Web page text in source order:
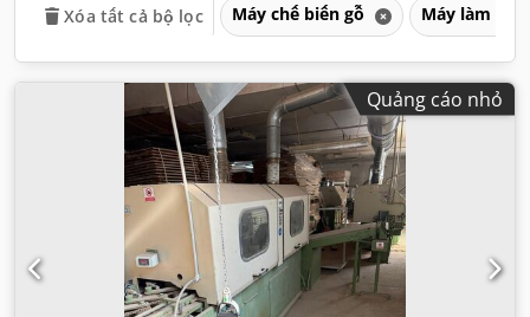
Xóa tất cả bộ lọc Máy chế biến gỗ Máy làm
Quảng cáo nhỏ